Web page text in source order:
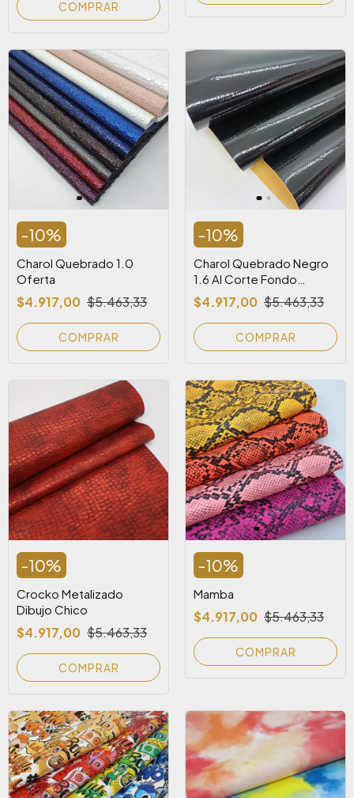
-10%
Charol Quebrado 1.0
Oferta
$4.917,00 $5.463,33
COMPRAR
-10%
Charol Quebrado Negro
1.6 Al Corte Fondo
Amarillo
$4.917,00 $5.463,33
-10%
Crocko Metalizado
Dibujo Chico
$4.917,00 $5.463,33
COMPRAR
-10%
Mamba
$4.917,00 $5.463,33
COMPRAR